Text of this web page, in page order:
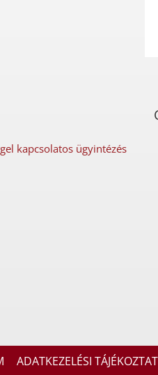
kapcsolatos ügyintézés
ADATKEZELÉSI